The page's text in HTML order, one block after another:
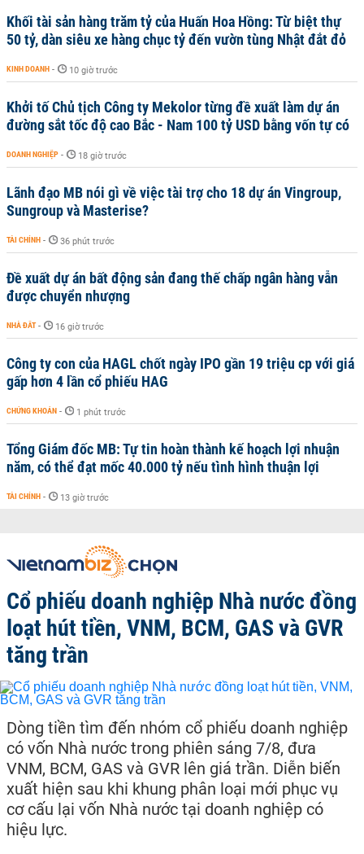
Khối tài sản hàng trăm tỷ của Huấn Hoa Hồng: Từ biệt thự
50 tỷ, dàn siêu xe hàng chục tỷ đến vườn tùng Nhật đắt đỏ
KINH DOANH - 10 giờ trước
Khởi tố Chủ tịch Công ty Mekolor từng đề xuất làm dự án
đường sắt tốc độ cao Bắc - Nam 100 tỷ USD bằng vốn tự có
DOANH NGHIỆP - 18 giờ trước
Lãnh đạo MB nói gì về việc tài trợ cho 18 dự án Vingroup,
Sungroup và Masterise?
TÀI CHÍNH - 36 phút trước
Đề xuất dự án bất động sản đang thế chấp ngân hàng vẫn
được chuyển nhượng
NHÀ ĐẤT - 16 giờ trước
Công ty con của HAGL chốt ngày IPO gần 19 triệu cp với giá
gấp hơn 4 lần cổ phiếu HAG
CHỨNG KHOÁN - 1 phút trước
Tổng Giám đốc MB: Tự tin hoàn thành kế hoạch lợi nhuận
năm, có thể đạt mốc 40.000 tỷ nếu tình hình thuận lợi
TÀI CHÍNH - 13 giờ trước
Cổ phiếu doanh nghiệp Nhà nước đồng
loạt hút tiền, VNM, BCM, GAS và GVR
tăng trần
Dòng tiền tìm đến nhóm cổ phiếu doanh nghiệp
có vốn Nhà nước trong phiên sáng 7/8, đưa
VNM, BCM, GAS và GVR lên giá trần. Diễn biến
xuất hiện sau khi khung phân loại mới phục vụ
cơ cấu lại vốn Nhà nước tại doanh nghiệp có
hiệu lực.